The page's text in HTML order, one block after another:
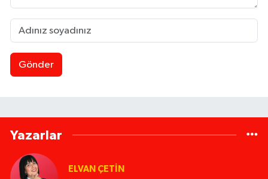
Gönder
Yazarlar
ELVAN ÇETIN